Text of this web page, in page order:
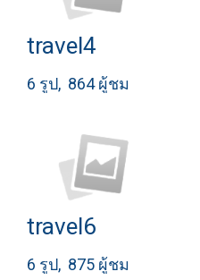
travel4
6 รูป, 864 ผู้ชม
travel6
6 รูป, 875 ผู้ชม